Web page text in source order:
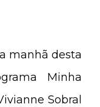
manhã desta
Minha
Sobral